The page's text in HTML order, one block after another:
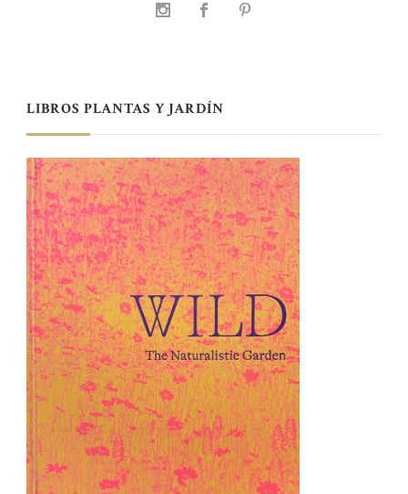
LIBROS PLANTAS Y JARDÍN